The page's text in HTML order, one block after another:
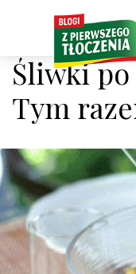
Śliwki
Tym